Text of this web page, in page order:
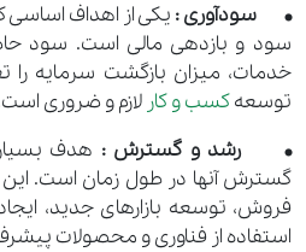
• سودآوری : یکی از اهداف
سود و بازدهی مالی است. سود
خدمات، میزان بازگشت سرمایه را
توسعهکسب و کار لازم و ضروری
• رشد و گسترش : هدف
گسترش آنها در طول زمان است.
فروش، توسعه بازارهای جدید،
استفاده از فناوری و محصولات